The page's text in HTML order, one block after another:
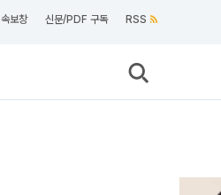
속보창 신문/PDF 구독 RSS